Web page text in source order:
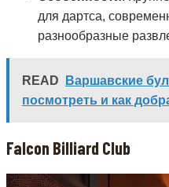
для дартса,
разнообразные
READ
Варшавские
посмотреть и как
Falcon Billiard Club